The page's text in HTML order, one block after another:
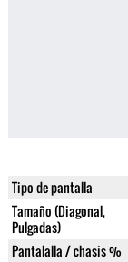
Tipo de pantalla
Tamaño (Diagonal,
Pulgadas)
Pantalalla / chasis %